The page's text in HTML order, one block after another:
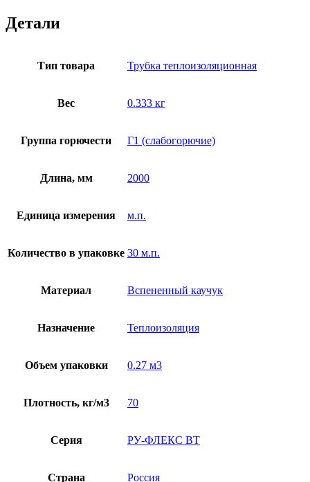
Детали
Тип товара Трубка теплоизоляционная
Вес 0.333 кг
Группа горючести Г1 (слабогорючие)
Длина, мм 2000
Единица измерения м.п.
Количество в упаковке 30 м.п.
Материал Вспененный каучук
Назначение Теплоизоляция
Объем упаковки 0.27 м3
Плотность, кг/м3 70
Серия РУ-ФЛЕКС ВТ
Страна Россия